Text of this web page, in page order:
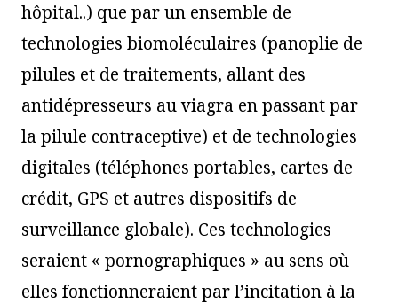
hôpital..) que par un ensemble de
technologies biomoléculaires (panoplie de
pilules et de traitements, allant des
antidépresseurs au viagra en passant par
la pilule contraceptive) et de technologies
digitales (téléphones portables, cartes de
crédit, GPS et autres dispositifs de
surveillance globale). Ces technologies
seraient « pornographiques » au sens où
elles fonctionneraient par l’incitation à la